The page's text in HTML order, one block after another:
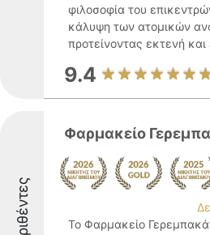
φιλοσοφία του
κάλυψη των ατομικών
προτείνοντας εκτενή
9.4
Φαρμακείο
Το Φαρμακείο